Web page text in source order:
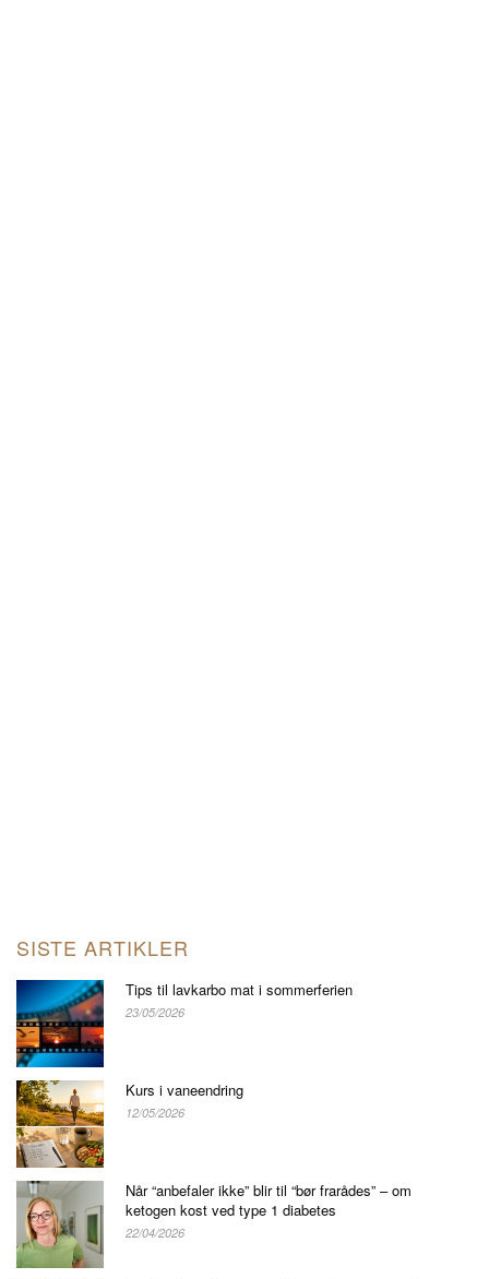
SISTE ARTIKLER
Tips til lavkarbo mat i sommerferien
23/05/2026
Kurs i vaneendring
12/05/2026
Når “anbefaler ikke” blir til “bør frarådes” – om
ketogen kost ved type 1 diabetes
22/04/2026